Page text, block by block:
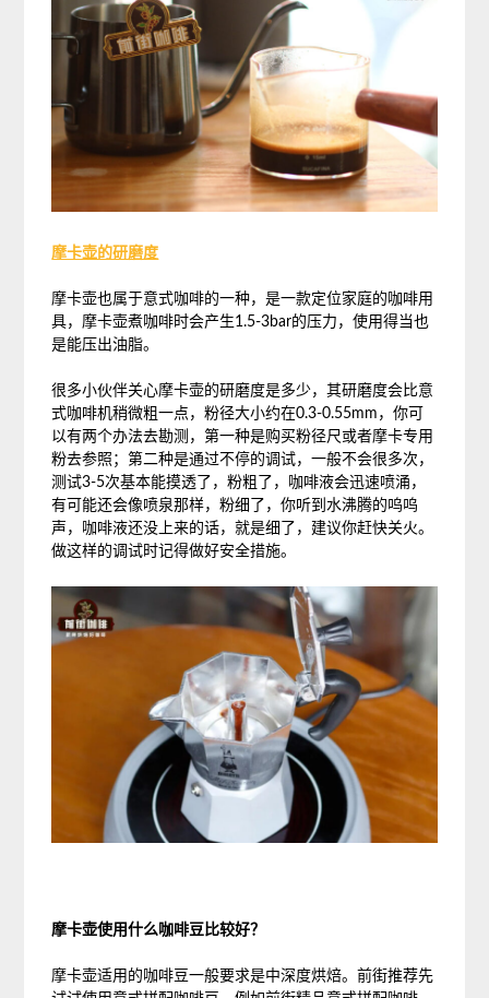
摩卡壶的研磨度
摩卡壶也属于意式咖啡的一种，是一款定位家庭的咖啡用
具，摩卡壶煮咖啡时会产生1.5-3bar的压力，使用得当也
是能压出油脂。
很多小伙伴关心摩卡壶的研磨度是多少，其研磨度会比意
式咖啡机稍微粗一点，粉径大小约在0.3-0.55mm，你可
以有两个办法去勘测，第一种是购买粉径尺或者摩卡专用
粉去参照；第二种是通过不停的调试，一般不会很多次，
测试3-5次基本能摸透了，粉粗了，咖啡液会迅速喷涌，
有可能还会像喷泉那样，粉细了，你听到水沸腾的呜呜
声，咖啡液还没上来的话，就是细了，建议你赶快关火。
做这样的调试时记得做好安全措施。
摩卡壶使用什么咖啡豆比较好？
摩卡壶适用的咖啡豆一般要求是中深度烘焙。前街推荐先